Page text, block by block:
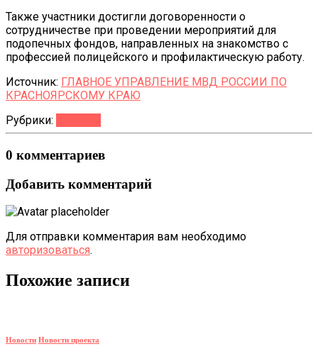
Также участники достигли договоренности о
сотрудничестве при проведении мероприятий для
подопечных фондов, направленных на знакомство с
профессией полицейского и профилактическую работу.
Источник: ГЛАВНОЕ УПРАВЛЕНИЕ МВД РОССИИ ПО
КРАСНОЯРСКОМУ КРАЮ
Рубрики:
0 комментариев
Добавить комментарий
Для отправки комментария вам необходимо
авторизоваться.
Похожие записи
Новости Новости проекта